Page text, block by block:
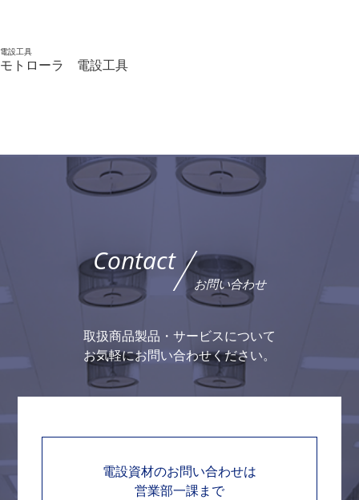
電設工具
モトローラ 電設工具
Contact
お問い合わせ
取扱商品製品・サービスについて
お気軽にお問い合わせください。
電設資材のお問い合わせは
営業部一課まで